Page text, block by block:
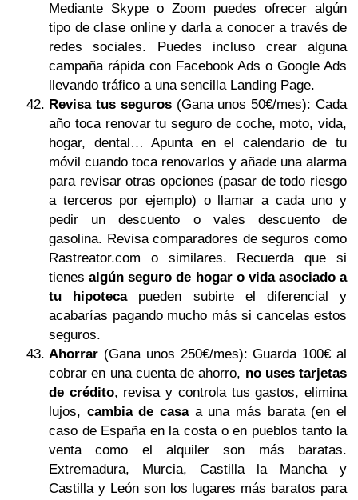
Mediante Skype o Zoom puedes ofrecer algún
tipo de clase online y darla a conocer a través de
redes sociales. Puedes incluso crear alguna
campaña rápida con Facebook Ads o Google Ads
llevando tráfico a una sencilla Landing Page.
Revisa tus seguros(Gana unos 50€/mes): Cada
año toca renovar tu seguro de coche, moto, vida,
hogar, dental… Apunta en el calendario de tu
móvil cuando toca renovarlos y añade una alarma
para revisar otras opciones (pasar de todo riesgo
a terceros por ejemplo) o llamar a cada uno y
pedir un descuento o vales descuento de
gasolina. Revisa comparadores de seguros como
Rastreator.com o similares. Recuerda que si
tienesalgún seguro de hogar o vida asociado a
tu hipotecapueden subirte el diferencial y
acabarías pagando mucho más si cancelas estos
seguros.
Ahorrar (Gana unos 250€/mes): Guarda 100€ al
cobrar en una cuenta de ahorro, no uses tarjetas
de crédito, revisa y controla tus gastos, elimina
lujos, cambia de casaa una más barata (en el
caso de España en la costa o en pueblos tanto la
venta como el alquiler son más baratas.
Extremadura, Murcia, Castilla la Mancha y
Castilla y León son los lugares más baratos para